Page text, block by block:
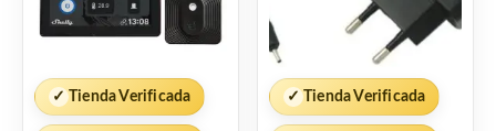
✓ Tienda Verificada ✓ Tienda Verificada